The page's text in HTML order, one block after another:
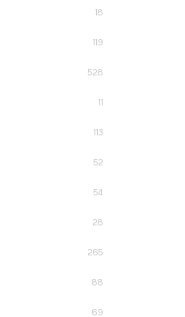
18
119
528
11
113
52
54
28
265
88
69